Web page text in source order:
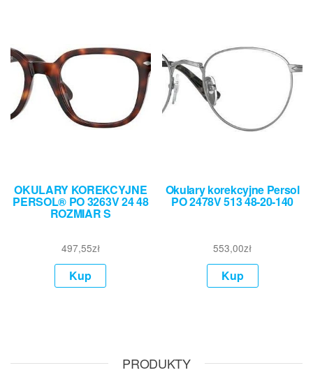
OKULARY KOREKCYJNE
PERSOL® PO 3263V 24 48
ROZMIAR S
497,55zł
Kup
Okulary korekcyjne Persol
PO 2478V 513 48-20-140
553,00zł
Kup
PRODUKTY